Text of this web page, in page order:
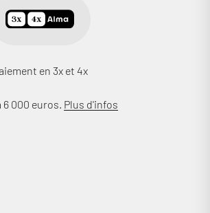
en 3x et 4x
6 000 euros. Plus d'infos